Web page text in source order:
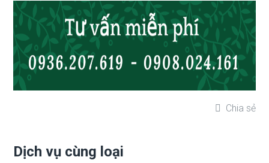
Chia sẻ
Dịch vụ cùng loại